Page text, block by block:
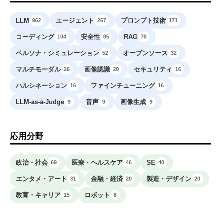
LLM 962 エージェント 267 プロンプト技術 171
コーディング 104 安全性 85 RAG 70
ペルソナ・シミュレーション 52 オープンソース 32
マルチモーダル 26 画像認識 20 セキュリティ 16
ハルシネーション 16 ファインチューニング 16
LLM-as-a-Judge 9 音声 9 画像生成 9
応用分野
政治・社会 69 医療・ヘルスケア 46 SE 40
エンタメ・アート 31 金融・経済 20 製造・デザイン 20
教育・キャリア 15 ロボット 8